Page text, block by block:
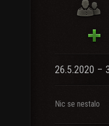
26.5.2020 –
Nic se nestalo